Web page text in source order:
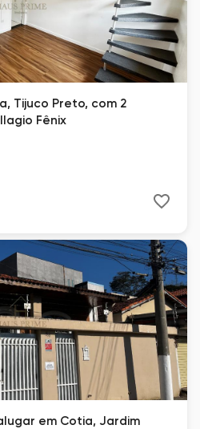
Tijuco Preto, com 2
Fênix
em Cotia, Jardim